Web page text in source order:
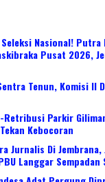
Nasional! Putra
Pusat 2026,
Tenun, Komisi II
Retribusi Parkir
Kebocoran
Jurnalis Di Jembrana,
Langgar Sempadan